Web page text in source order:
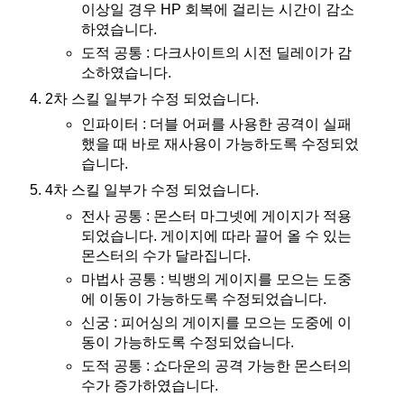
이상일 경우 HP 회복에 걸리는 시간이 감소
하였습니다.
도적 공통 : 다크사이트의 시전 딜레이가 감
소하였습니다.
2차 스킬 일부가 수정 되었습니다.
인파이터 : 더블 어퍼를 사용한 공격이 실패
했을 때 바로 재사용이 가능하도록 수정되었
습니다.
4차 스킬 일부가 수정 되었습니다.
전사 공통 : 몬스터 마그넷에 게이지가 적용
되었습니다. 게이지에 따라 끌어 올 수 있는
몬스터의 수가 달라집니다.
마법사 공통 : 빅뱅의 게이지를 모으는 도중
에 이동이 가능하도록 수정되었습니다.
신궁 : 피어싱의 게이지를 모으는 도중에 이
동이 가능하도록 수정되었습니다.
도적 공통 : 쇼다운의 공격 가능한 몬스터의
수가 증가하였습니다.